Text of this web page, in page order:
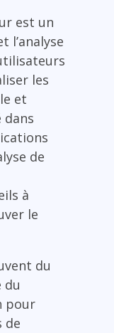
est un
l’analyse
les
et
dans
de
à
le
du
du
pour
de